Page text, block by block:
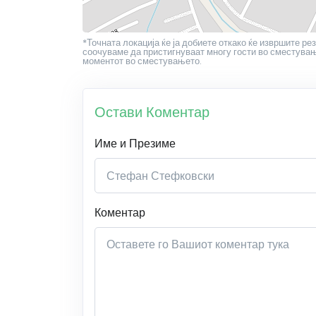
*Точната локација ќе ја добиете откако ќе извршите
соочуваме да пристигнуваат многу гости во
моментот во сместувањето.
Остави Коментар
Име и Презиме
Коментар